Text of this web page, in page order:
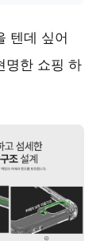
텐데 싶어
명한 쇼핑 하